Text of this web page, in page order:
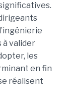
à valider
les
en fin
réalisent